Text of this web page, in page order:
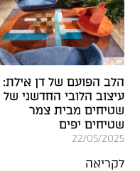
הלב הפועם של דן אילת:
עיצוב הלובי החדשני של
שטיחים מבית צמר
שטיחים יפים
22/05/2025
לקריאה